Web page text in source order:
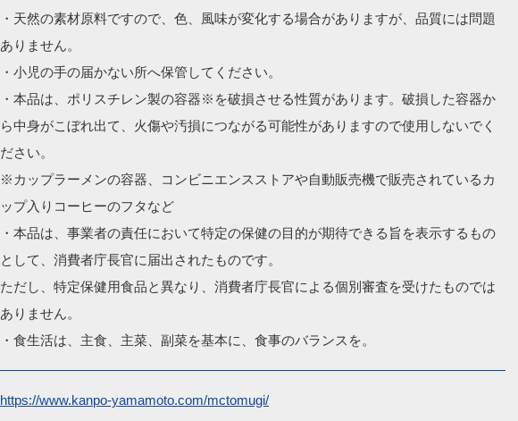
・天然の素材原料ですので、色、風味が変化する場合がありますが、品質には問題
ありません。
・小児の手の届かない所へ保管してください。
・本品は、ポリスチレン製の容器※を破損させる性質があります。破損した容器か
ら中身がこぼれ出て、火傷や汚損につながる可能性がありますので使用しないでく
ださい。
※カップラーメンの容器、コンビニエンスストアや自動販売機で販売されているカ
ップ入りコーヒーのフタなど
・本品は、事業者の責任において特定の保健の目的が期待できる旨を表示するもの
として、消費者庁長官に届出されたものです。
ただし、特定保健用食品と異なり、消費者庁長官による個別審査を受けたものでは
ありません。
・食生活は、主食、主菜、副菜を基本に、食事のバランスを。
https://www.kanpo-yamamoto.com/mctomugi/